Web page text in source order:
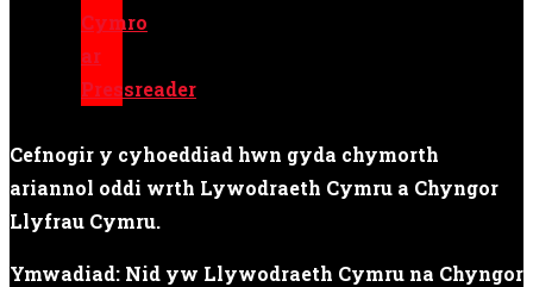
Cefnogir y cyhoeddiad hwn gyda chymorth
ariannol oddi wrth Lywodraeth Cymru a Chyngor
Llyfrau Cymru.
Ymwadiad: Nid yw Llywodraeth Cymru na Chyngor